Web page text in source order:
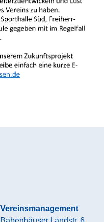
Vereinsmanagement